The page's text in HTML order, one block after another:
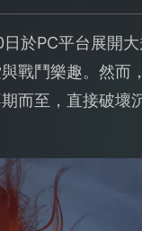
於PC平台展開
戰鬥樂趣。然而
而至，直接破壞